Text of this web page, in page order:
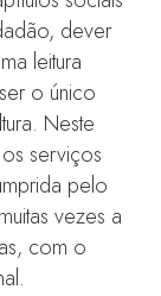
dever
leitura
o único
Neste
serviços
pelo
vezes a
com o